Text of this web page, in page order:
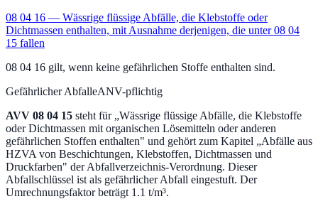
08 04 16 — Wässrige flüssige Abfälle, die Klebstoffe oder
Dichtmassen enthalten, mit Ausnahme derjenigen, die unter 08 04
15 fallen
08 04 16 gilt, wenn keine gefährlichen Stoffe enthalten sind.
Gefährlicher AbfalleANV-pflichtig
AVV 08 04 15 steht für „Wässrige flüssige Abfälle, die Klebstoffe
oder Dichtmassen mit organischen Lösemitteln oder anderen
gefährlichen Stoffen enthalten" und gehört zum Kapitel „Abfälle aus
HZVA von Beschichtungen, Klebstoffen, Dichtmassen und
Druckfarben" der Abfallverzeichnis-Verordnung. Dieser
Abfallschlüssel ist als gefährlicher Abfall eingestuft. Der
Umrechnungsfaktor beträgt 1.1 t/m³.